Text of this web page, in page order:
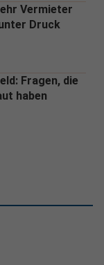
Vermieter
Druck
Fragen, die
haben